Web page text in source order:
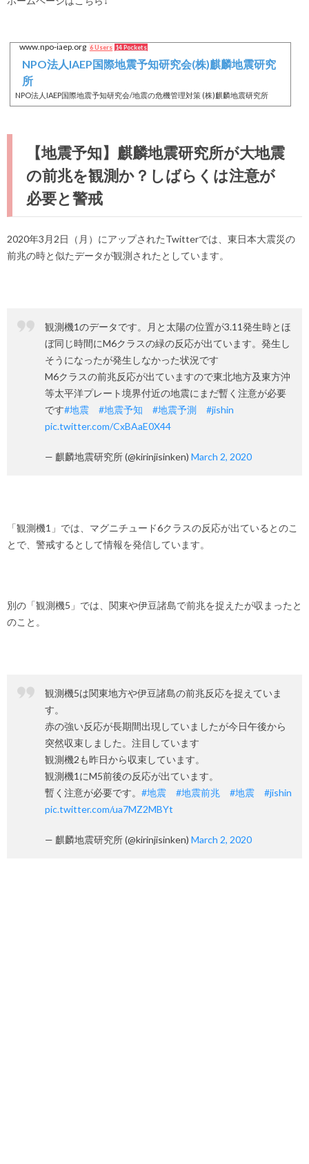
www.npo-iaep.org 6 Users 14 Pockets
NPO法人IAEP国際地震予知研究会(株)麒麟地震研究
所
NPO法人IAEP国際地震予知研究会/地震の危機管理対策 (株)麒麟地震研究所
【地震予知】麒麟地震研究所が大地震
の前兆を観測か？しばらくは注意が
必要と警戒
2020年3月2日（月）にアップされたTwitterでは、東日本大震災の
前兆の時と似たデータが観測されたとしています。
観測機1のデータです。月と太陽の位置が3.11発生時とほ
ぼ同じ時間にM6クラスの緑の反応が出ています。発生し
そうになったが発生しなかった状況です
M6クラスの前兆反応が出ていますので東北地方及東方沖
等太平洋プレート境界付近の地震にまだ暫く注意が必要
です#地震 #地震予知 #地震予測
#jishin
pic.twitter.com/CxBAaE0X44
— 麒麟地震研究所 (@kirinjisinken) March 2, 2020
「観測機1」では、マグニチュード6クラスの反応が出ているとのこ
とで、警戒するとして情報を発信しています。
別の「観測機5」では、関東や伊豆諸島で前兆を捉えたが収まったと
のこと。
観測機5は関東地方や伊豆諸島の前兆反応を捉えていま
す。
赤の強い反応が長期間出現していましたが今日午後から
突然収束しました。注目しています
観測機2も昨日から収束しています。
観測機1にM5前後の反応が出ています。
暫く注意が必要です。 #地震 #地震前兆 #地震
#jishin
pic.twitter.com/ua7MZ2MBYt
— 麒麟地震研究所 (@kirinjisinken) March 2, 2020